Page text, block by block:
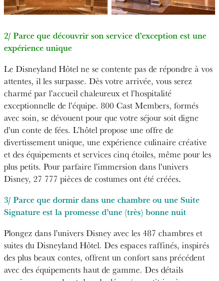
2/ Parce que découvrir son service d’exception est une
expérience unique
Le Disneyland Hôtel ne se contente pas de répondre à vos
attentes, il les surpasse. Dès votre arrivée, vous serez
charmé par l’accueil chaleureux et l’hospitalité
exceptionnelle de l’équipe. 800 Cast Members, formés
avec soin, se dévouent pour que votre séjour soit digne
d’un conte de fées. L’hôtel propose une offre de
divertissement unique, une expérience culinaire créative
et des équipements et services cinq étoiles, même pour les
plus petits. Pour parfaire l’immersion dans l’univers
Disney, 27 777 pièces de costumes ont été créées.
3/ Parce que dormir dans une chambre ou une Suite
Signature est la promesse d’une (très) bonne nuit
Plongez dans l’univers Disney avec les 487 chambres et
suites du Disneyland Hôtel. Des espaces raffinés, inspirés
des plus beaux contes, offrent un confort sans précédent
avec des équipements haut de gamme. Des détails